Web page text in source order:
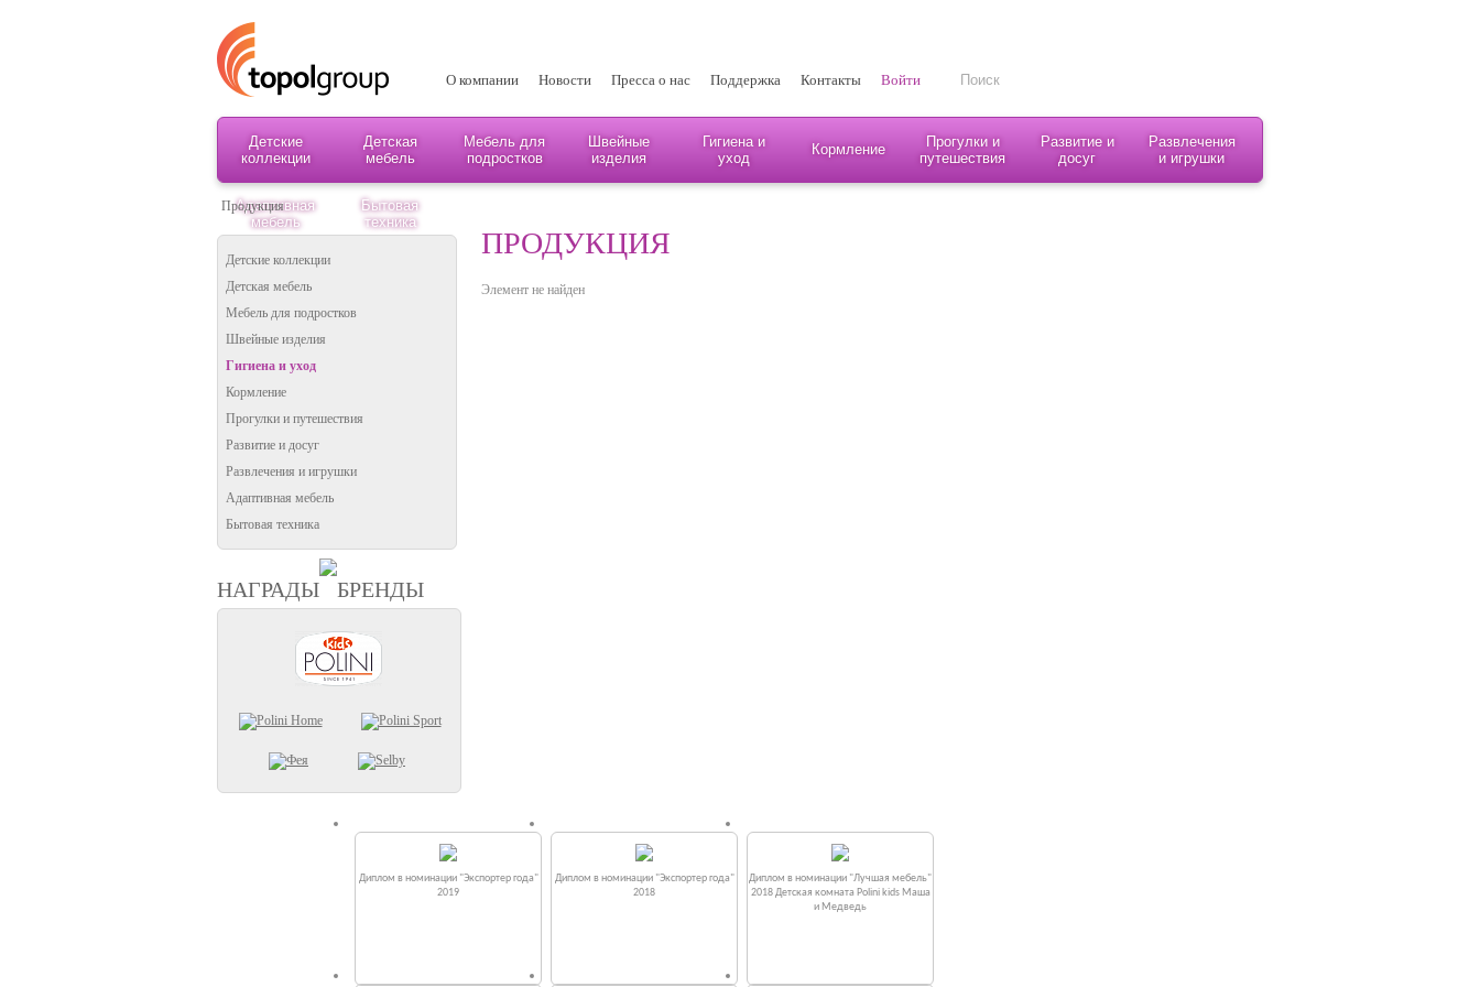
О компании Новости Пресса о нас Поддержка Контакты Войти
Детские
коллекции
Детская
мебель
Мебель для
подростков
Швейные
изделия
Гигиена и
уход
Кормление
Прогулки и
путешествия
Развитие и
досуг
Развлечения
и игрушки
Адаптивная
мебель
Бытовая
техника
Продукция
Детские коллекции
Детская мебель
Мебель для подростков
Швейные изделия
Гигиена и уход
Кормление
Прогулки и путешествия
Развитие и досуг
Развлечения и игрушки
Адаптивная мебель
Бытовая техника
НАГРАДЫ БРЕНДЫ
ПРОДУКЦИЯ
Элемент не найден
Диплом в номинации "Экспортер года"
2019
Диплом в номинации "Экспортер года"
2018
Диплом в номинации "Лучшая мебель"
2018 Детская комната Polini kids Маша
и Медведь